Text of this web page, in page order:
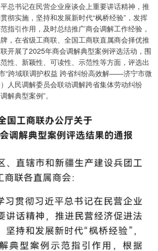
总书记在民营企业座谈会上重要讲话精神，推
彻实施，坚持和发展新时代“枫桥经验”，发挥
指引作用，及时总结推广商会调解工作经验，
，在省级工商联、全国工商联直属商会择优推
开展了2025年商会调解典型案例评选活动，围
性、新颖性、可读性、示范性等方面，评选出
“跨域联调护权益 跨省纠纷高效解——济宁市微
人民调解委员会联动调解跨省集体劳动纠纷
解典型案例”。